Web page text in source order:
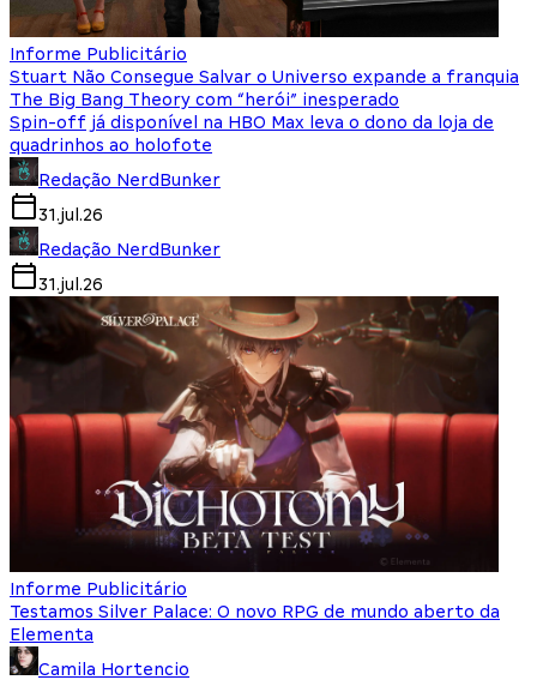
Informe Publicitário
Stuart Não Consegue Salvar o Universo expande a franquia
The Big Bang Theory com “herói” inesperado
Spin-off já disponível na HBO Max leva o dono da loja de
quadrinhos ao holofote
Redação NerdBunker
31.jul.26
Redação NerdBunker
31.jul.26
Informe Publicitário
Testamos Silver Palace: O novo RPG de mundo aberto da
Elementa
Camila Hortencio